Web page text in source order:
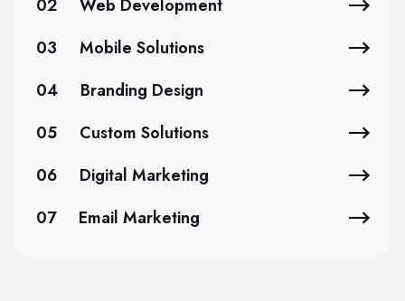
02
Web Development
03
Mobile Solutions
04
Branding Design
05
Custom Solutions
06
Digital Marketing
07
Email Marketing